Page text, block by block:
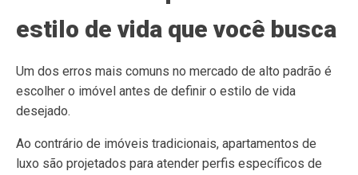
estilo de vida que você busca
Um dos erros mais comuns no mercado de alto padrão é
escolher o imóvel antes de definir o estilo de vida
desejado.
Ao contrário de imóveis tradicionais, apartamentos de
luxo são projetados para atender perfis específicos de